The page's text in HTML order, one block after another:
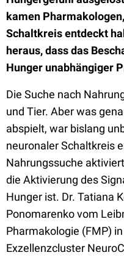
kamen
Schaltkreis entdeckt
heraus, dass das
Hunger unabhängiger
Die Suche nach
und Tier. Aber was
abspielt, war bislang
neuronaler Schaltkreis
Nahrungssuche
die Aktivierung des
Hunger ist. Dr. Tatiana
Ponomarenko vom
Pharmakologie (FMP)
Exzellenzcluster